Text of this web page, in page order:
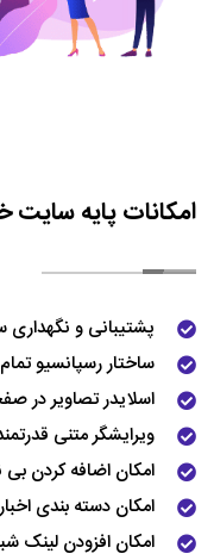
امکانات پایه سایت
پشتیبانی و نگهداری
ساختار رسپانسیو
اسلایدر تصاویر در
ویرایشگر متنی
امکان اضافه کردن
امکان دسته بندی
امکان افزودن لینک